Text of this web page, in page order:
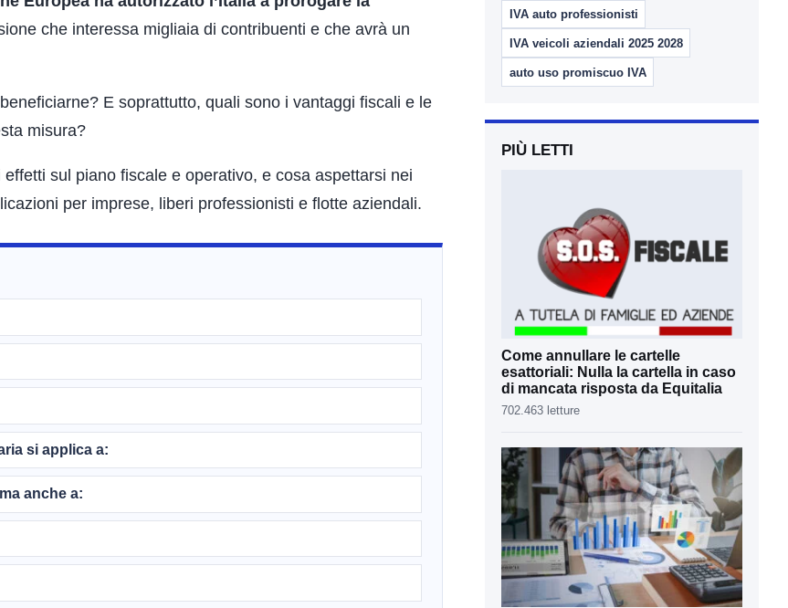
che interessa migliaia di contribuenti e che avrà un
E soprattutto, quali sono i vantaggi fiscali e le
misura?
sul piano fiscale e operativo, e cosa aspettarsi nei
per imprese, liberi professionisti e flotte aziendali.
si applica a:
anche a:
IVA auto professionisti
IVA veicoli aziendali 2025 2028
auto uso promiscuo IVA
PIÙ LETTI
Come annullare le cartelle
esattoriali: Nulla la cartella in caso
di mancata risposta da Equitalia
702.463 letture